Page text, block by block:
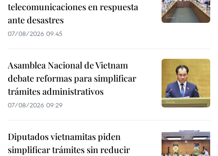
telecomunicaciones en respuesta
ante desastres
07/08/2026 09:45
Asamblea Nacional de Vietnam
debate reformas para simplificar
trámites administrativos
07/08/2026 09:29
Diputados vietnamitas piden
simplificar trámites sin reducir